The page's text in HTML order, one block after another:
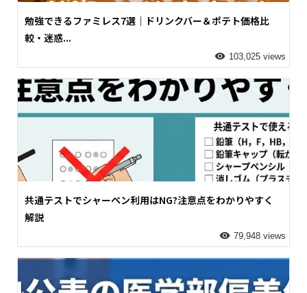
勉強できるファミレス7選｜ドリンクバー＆ポテト価格比
較・迷惑...
103,025 views
共通テストでシャーペン利用はNG?注意点をわかりやすく
解説
79,948 views